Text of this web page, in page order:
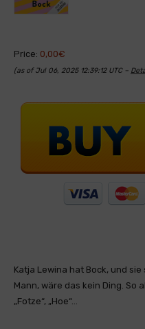
Price: 0,00€
(as of Jul 06, 2025 12:39:12 UTC –
Katja Lewina hat Bock, und
Mann, wäre das kein Ding. So
„Fotze“, „Hoe“…